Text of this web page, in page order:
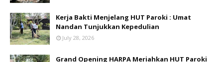
Kerja Bakti Menjelang HUT Paroki : Umat
Nandan Tunjukkan Kepedulian
July 28, 2026
Grand Opening HARPA Meriahkan HUT Paroki